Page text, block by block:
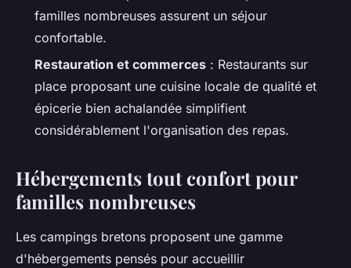
familles nombreuses assurent un séjour
confortable.
Restauration et commerces : Restaurants sur
place proposant une cuisine locale de qualité et
épicerie bien achalandée simplifient
considérablement l'organisation des repas.
Hébergements tout confort pour
familles nombreuses
Les campings bretons proposent une gamme
d'hébergements pensés pour accueillir